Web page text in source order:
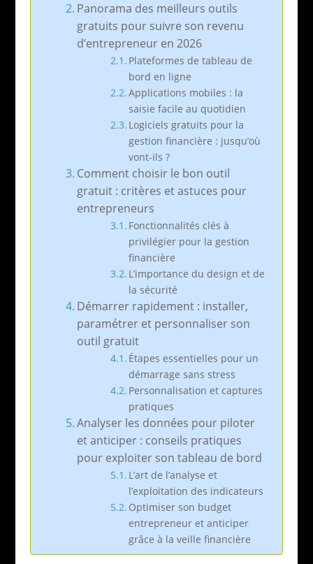
Panorama des meilleurs outils
gratuits pour suivre son revenu
d’entrepreneur en 2026
Plateformes de tableau de
bord en ligne
Applications mobiles : la
saisie facile au quotidien
Logiciels gratuits pour la
gestion financière : jusqu’où
vont-ils ?
Comment choisir le bon outil
gratuit : critères et astuces pour
entrepreneurs
Fonctionnalités clés à
privilégier pour la gestion
financière
L’importance du design et de
la sécurité
Démarrer rapidement : installer,
paramétrer et personnaliser son
outil gratuit
Étapes essentielles pour un
démarrage sans stress
Personnalisation et captures
pratiques
Analyser les données pour piloter
et anticiper : conseils pratiques
pour exploiter son tableau de bord
L’art de l’analyse et
l’exploitation des indicateurs
Optimiser son budget
entrepreneur et anticiper
grâce à la veille financière